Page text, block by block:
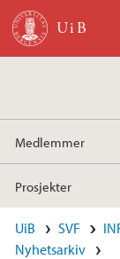
Hopp til hovedinnhold
Medlemmer
Prosjekter
UiB SVF
Nyhetsarkiv